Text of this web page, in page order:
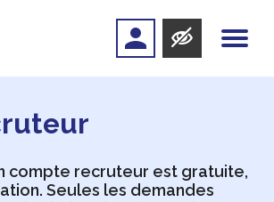
compte recruteur est gratuite,
Seules les demandes